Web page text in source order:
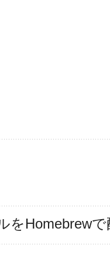
をHomebrewで